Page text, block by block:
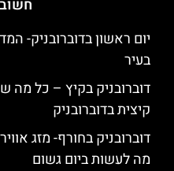
יום ראשון בדוברובניק-
בעיר
דוברובניק בקיץ – כל מה
קיצית בדוברובניק
דוברובניק בחורף- מזג
מה לעשות ביום גשום